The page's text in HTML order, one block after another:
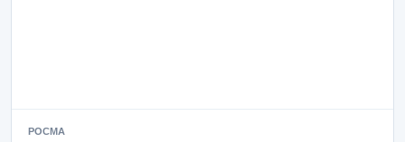
РОСМА